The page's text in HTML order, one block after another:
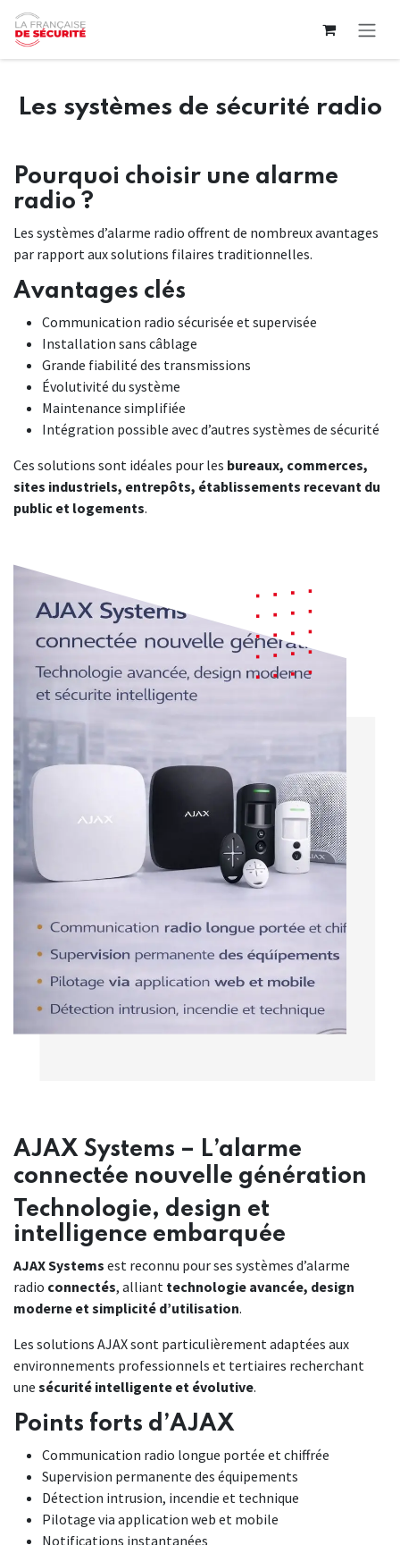
Skip to Content
Les systèmes de sécurité radio
Pourquoi choisir une alarme
radio ?
Les systèmes d’alarme radio offrent de nombreux avantages
par rapport aux solutions filaires traditionnelles.
Avantages clés
Communication radio sécurisée et supervisée
Installation sans câblage
Grande fiabilité des transmissions
Évolutivité du système
Maintenance simplifiée
Intégration possible avec d’autres systèmes de sécurité
Ces solutions sont idéales pour les bureaux, commerces,
sites industriels, entrepôts, établissements recevant du
public et logements.
AJAX Systems – L’alarme
connectée nouvelle génération
Technologie, design et
intelligence embarquée
AJAX Systems est reconnu pour ses systèmes d’alarme
radio connectés, alliant technologie avancée, design
moderne et simplicité d’utilisation.
Les solutions AJAX sont particulièrement adaptées aux
environnements professionnels et tertiaires recherchant
une sécurité intelligente et évolutive.
Points forts d’AJAX
Communication radio longue portée et chiffrée
Supervision permanente des équipements
Détection intrusion, incendie et technique
Pilotage via application web et mobile
Notifications instantanées